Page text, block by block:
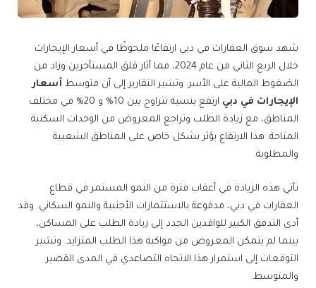
شهد سوق العقارات في دبي ارتفاعًا ملحوظًا في أسعار الإيجارات
خلال الربع الثاني من عام 2024، مما أثار قلق المستأجرين وزاد من
الضغوط المالية على الأسر. وتشير التقارير إلى أن متوسط ​​ أسعار
الإيجارات في دبي
ارتفع بنسبة تتراوح بين 10% و 20% في مختلف
المناطق، مع زيادة الطلب وتراجع المعروض من الوحدات السكنية
المتاحة. هذا الارتفاع يؤثر بشكل خاص على المناطق الشعبية
والمطلوبة.
تأتي هذه الزيادة في أعقاب فترة من النمو المستمر في قطاع
العقارات في دبي، مدفوعة بالاستثمارات الأجنبية والنمو السكاني. وقد
أدى التدفق الكبير للوافدين الجدد إلى زيادة الطلب على المساكن،
بينما لم يتمكن المعروض من مواكبة هذا الطلب المتزايد. وتشير
التوقعات إلى استمرار هذا الاتجاه التصاعدي في المدى القصير
والمتوسط.